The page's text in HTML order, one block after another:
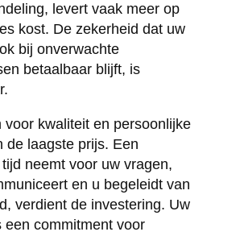
levert vaak meer op
kost. De zekerheid dat uw
bij onverwachte
betaalbaar blijft, is
voor kwaliteit en persoonlijke
de laagste prijs. Een
neemt voor uw vragen,
en u begeleidt van
verdient de investering. Uw
een commitment voor